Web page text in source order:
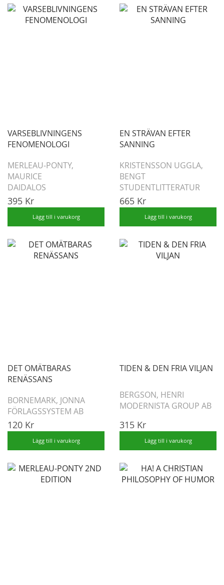
VARSEBLIVNINGENS
FENOMENOLOGI
MERLEAU-PONTY,
MAURICE
DAIDALOS
395 Kr
Lägg till i varukorg
EN STRÄVAN EFTER
SANNING
KRISTENSSON UGGLA,
BENGT
STUDENTLITTERATUR
665 Kr
Lägg till i varukorg
DET OMÄTBARAS
RENÄSSANS
BORNEMARK, JONNA
FÖRLAGSSYSTEM AB
120 Kr
Lägg till i varukorg
TIDEN & DEN FRIA VILJAN
BERGSON, HENRI
MODERNISTA GROUP AB
315 Kr
Lägg till i varukorg